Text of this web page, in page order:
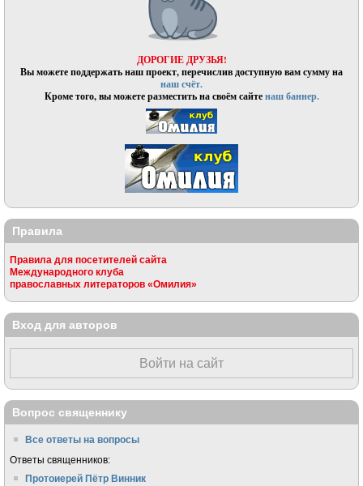
ДОРОГИЕ ДРУЗЬЯ!
Вы можете поддержать наш проект, перечислив доступную вам сумму на
наш счёт.
Кроме того, вы можете разместить на своём сайтенаш баннер.
Правила
Правила для посетителей сайта
Международного клуба
православных литераторов «Омилия»
Вход для авторов
Войти на сайт
Вопрос священнику
Все ответы на вопросы
Ответы священников:
Протоиерей Пётр Винник